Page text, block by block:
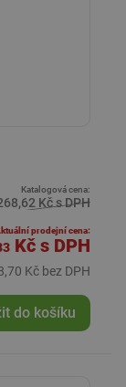
Katalogová cena:
Kč s DPH
prodejní cena:
Kč s DPH
Kč bez DPH
do košíku